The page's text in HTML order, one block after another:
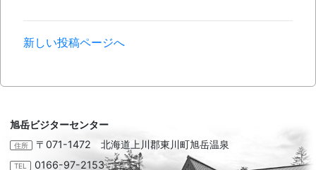
新しい投稿ページへ
旭岳ビジターセンター
住所 〒071-1472 北海道上川郡東川町旭岳温泉
TEL 0166-97-2153